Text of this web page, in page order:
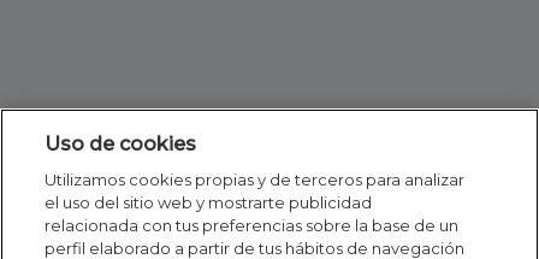
Uso de cookies
Utilizamos cookies propias y de terceros para analizar
el uso del sitio web y mostrarte publicidad
relacionada con tus preferencias sobre la base de un
perfil elaborado a partir de tus hábitos de navegación